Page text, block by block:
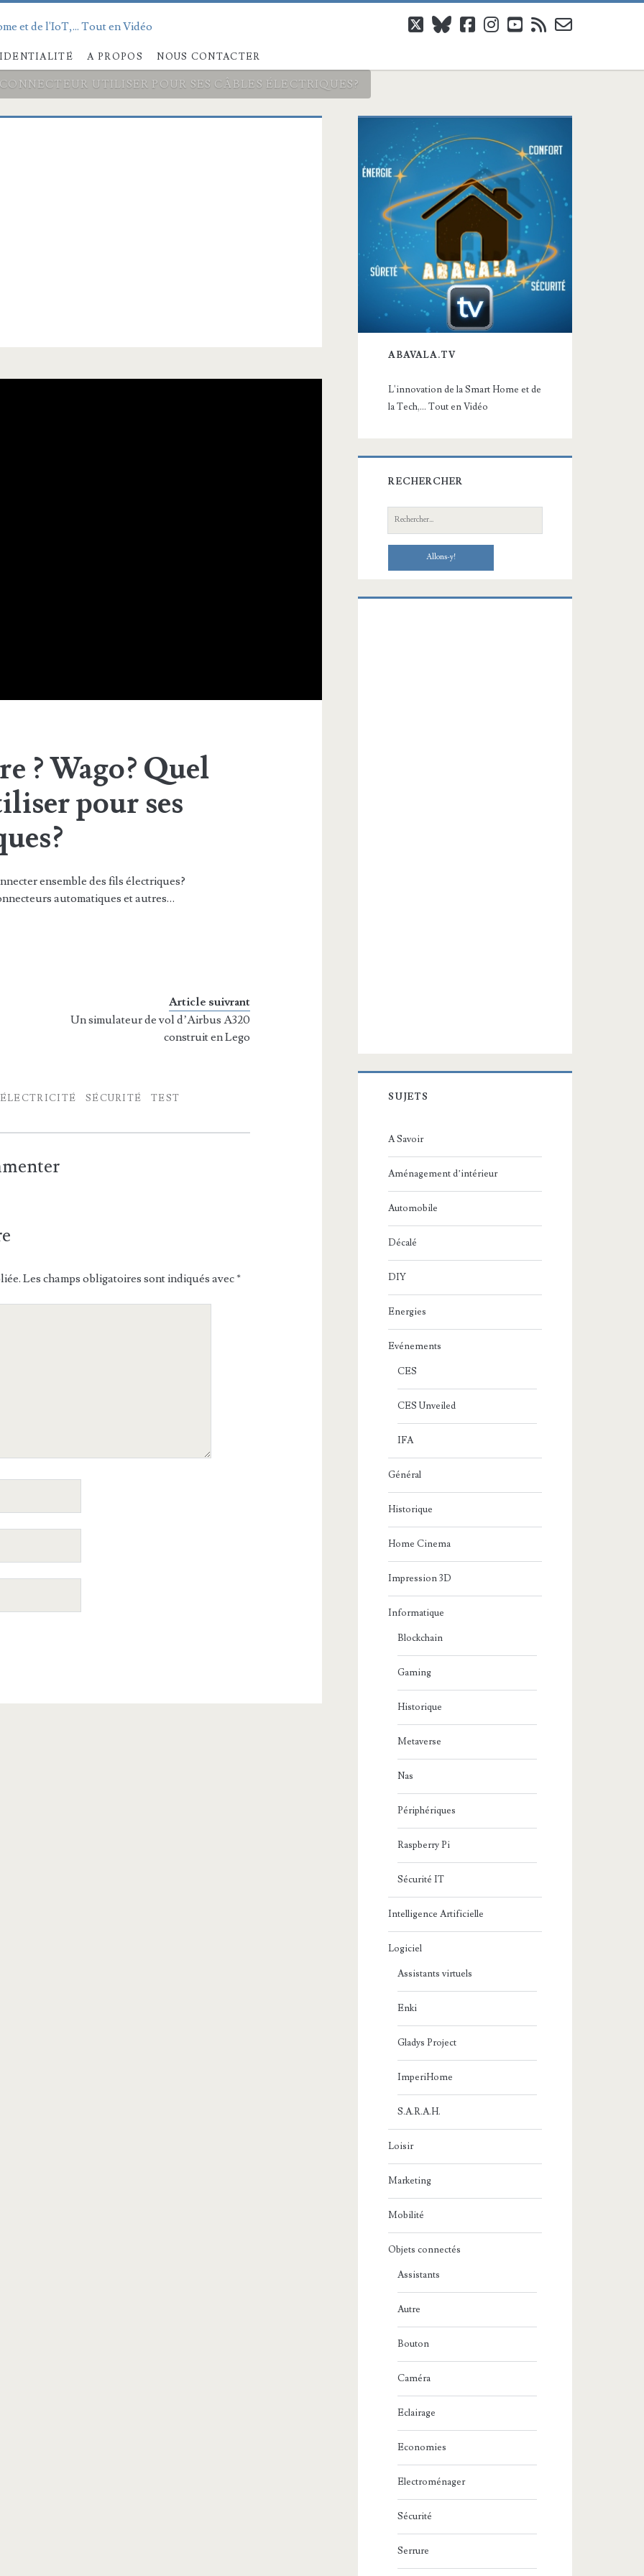
et de l'IoT,... Tout en Vidéo
A PROPOS NOUS CONTACTER
twitterblueskyfacebook
instagram
youtube
rss email-
UTILISER POUR SES CÂBLES ÉLECTRIQUES?
? Wago? Quel
pour ses
ensemble des fils électriques?
automatiques et autres…
Article suivrant
Un simulateur de vol d’Airbus A320
construit en Lego
ÉLECTRICITÉ SÉCURITÉ TEST
Les champs obligatoires sont indiqués avec*
Barre
latérale
principale
ABAVALA.TV
L'innovation de la Smart Home et de
la Tech,... Tout en Vidéo
RECHERCHER
Recherche:
SUJETS
A Savoir
Aménagement d’intérieur
Automobile
Décalé
DIY
Energies
Evénements
CES
CES Unveiled
IFA
Général
Historique
Home Cinema
Impression 3D
Informatique
Blockchain
Gaming
Historique
Metaverse
Nas
Périphériques
Raspberry Pi
Sécurité IT
Intelligence Artificielle
Logiciel
Assistants virtuels
Enki
Gladys Project
ImperiHome
S.A.R.A.H.
Loisir
Marketing
Mobilité
Objets connectés
Assistants
Autre
Bouton
Caméra
Eclairage
Economies
Electroménager
Sécurité
Serrure